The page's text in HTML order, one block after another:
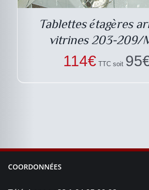
Tablettes étagères
vitrines 203-209/
114€ TTC soit 95
COORDONNÉES